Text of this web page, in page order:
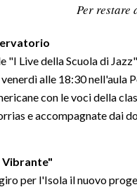
Per restare
"I Live della Scuola di
alle 18:30 nell'aula
con le voci della
e accompagnate dai
Vibrante"
per l'Isola il nuovo